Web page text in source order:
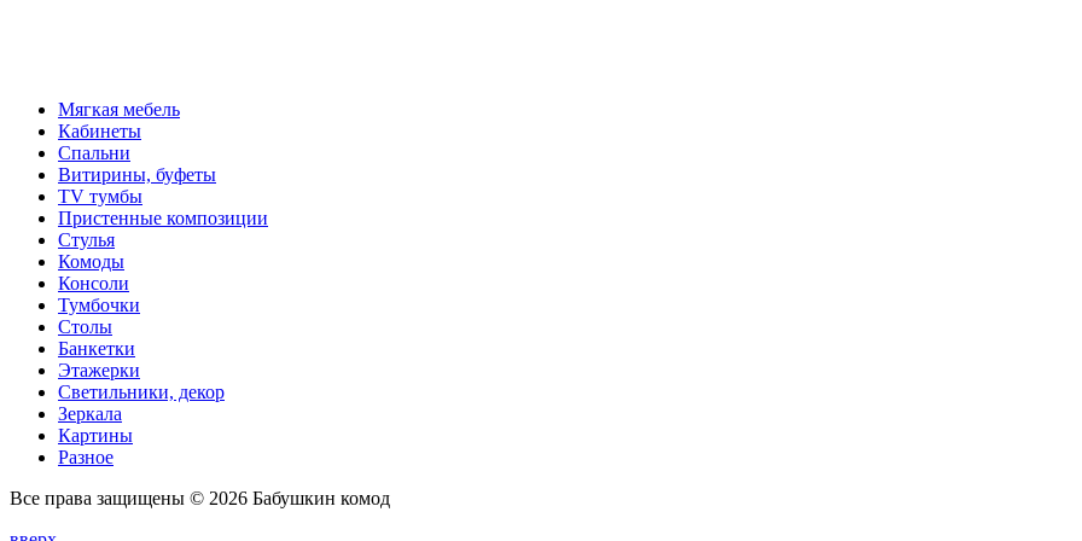
Мягкая мебель
Кабинеты
Спальни
Витирины, буфеты
TV тумбы
Пристенные композиции
Стулья
Комоды
Консоли
Тумбочки
Столы
Банкетки
Этажерки
Светильники, декор
Зеркала
Картины
Разное
Все права защищены © 2026 Бабушкин комод